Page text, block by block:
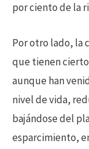
por ciento de la
Por otro lado, la
que tienen
aunque han
nivel de vida,
bajándose del
esparcimiento,